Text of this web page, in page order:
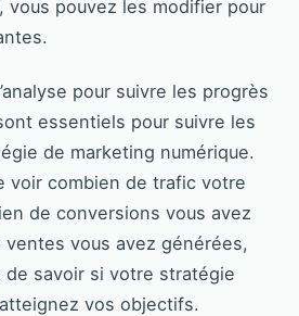
vous pouvez les modifier pour
pour suivre les progrès
essentiels pour suivre les
de marketing numérique.
voir combien de trafic votre
de conversions vous avez
vous avez générées,
savoir si votre stratégie
vos objectifs.